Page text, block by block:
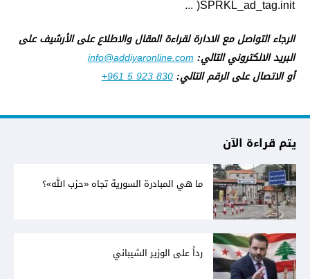
SPRKL_ad_tag.init( ...
الرجاء التواصل مع الادارة لقراءة المقال والاطلاع على الأرشيف على
البريد الالكتروني التالي:info@addiyaronline.com
أو الاتصال على الرقم التالي:+961 5 923 830
يتم قراءة الآن
ما هي المبادرة السورية تجاه «حزب الله»؟
رداً على الوزير الشيباني